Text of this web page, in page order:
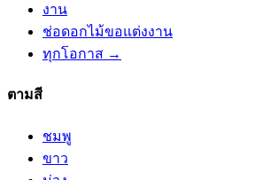
งาน
ช่อดอกไม้ขอแต่งงาน
ทุกโอกาส →
ตามสี
ชมพู
ขาว